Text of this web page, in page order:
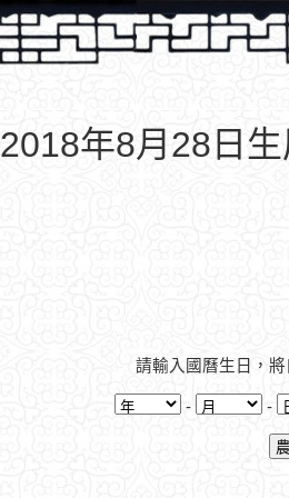
2018年8月28日
請輸入國曆生日，
- -